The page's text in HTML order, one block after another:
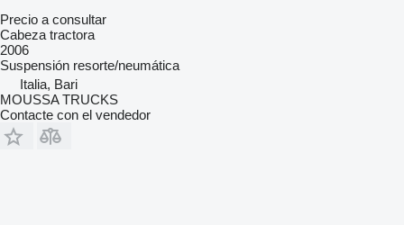
Precio a consultar
Cabeza tractora
2006
Suspensión resorte/neumática
Italia, Bari
MOUSSA TRUCKS
Contacte con el vendedor